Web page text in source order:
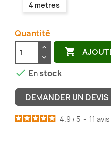
4 metres
Quantité

 En stock
DEMANDER UN DEVIS
4.9 / 5 - 11 avis